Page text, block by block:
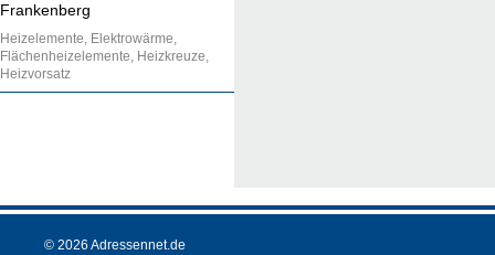
Frankenberg
Heizelemente, Elektrowärme,
Flächenheizelemente, Heizkreuze,
Heizvorsatz
© 2026 Adressennet.de